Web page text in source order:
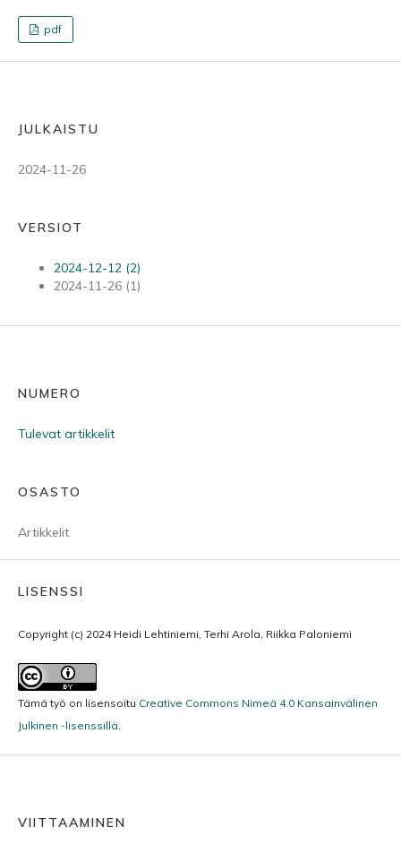
pdf
JULKAISTU
2024-11-26
VERSIOT
2024-12-12 (2)
2024-11-26 (1)
NUMERO
Tulevat artikkelit
OSASTO
Artikkelit
LISENSSI
Copyright (c) 2024 Heidi Lehtiniemi, Terhi Arola, Riikka Paloniemi
Tämä työ on lisensoitu Creative Commons Nimeä 4.0 Kansainvälinen
Julkinen -lisenssillä
VIITTAAMINEN